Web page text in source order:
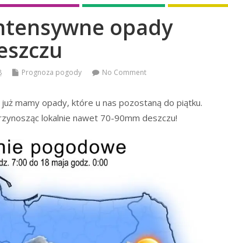
opady
Prognoza pogody No Comment
już mamy opady, które u nas pozostaną do piątku.
lokalnie nawet 70-90mm deszczu!